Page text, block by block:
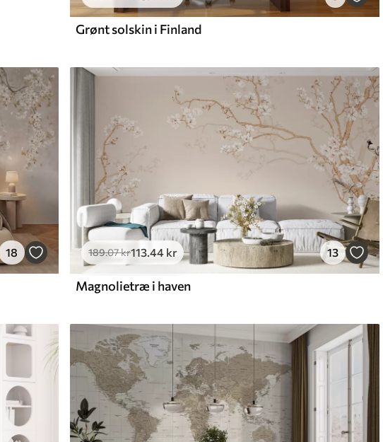
Grønt solskin i Finland
18 189.07kr113 .44 kr 13
Magnolietræ i haven